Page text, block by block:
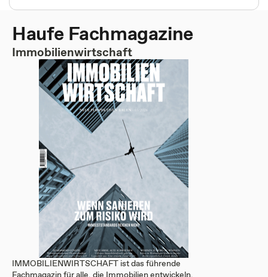
Haufe Fachmagazine
Immobilienwirtschaft
IMMOBILIENWIRTSCHAFT ist das führende